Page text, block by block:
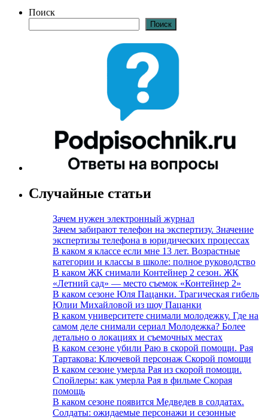
Поиск
Поиск
Случайные статьи
Зачем нужен электронный журнал
Зачем забирают телефон на экспертизу. Значение
экспертизы телефона в юридических процессах
В каком я классе если мне 13 лет. Возрастные
категории и классы в школе: полное руководство
В каком ЖК снимали Контейнер 2 сезон. ЖК
«Летний сад» — место съемок «Контейнер 2»
В каком сезоне Юля Пацанки. Трагическая гибель
Юлии Михайловой из шоу Пацанки
В каком университете снимали молодежку. Где на
самом деле снимали сериал Молодежка? Более
детально о локациях и съемочных местах
В каком сезоне убили Раю в скорой помощи. Рая
Тартакова: Ключевой персонаж Скорой помощи
В каком сезоне умерла Рая из скорой помощи.
Спойлеры: как умерла Рая в фильме Скорая
помощь
В каком сезоне появится Медведев в солдатах.
Солдаты: ожидаемые персонажи и сезонные